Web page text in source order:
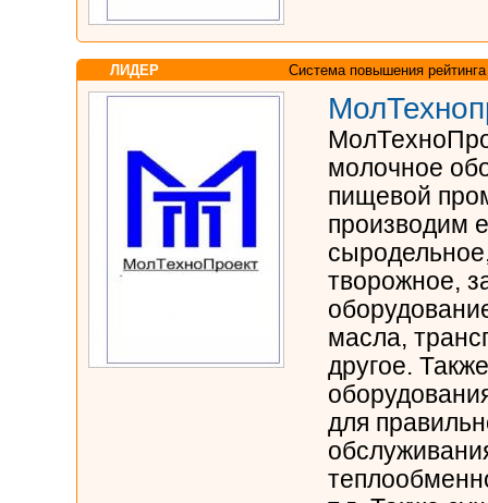
ЛИДЕР Система повышения рейтинга
молочное
пищевой
производим
творожное,
масла,
другое.
для